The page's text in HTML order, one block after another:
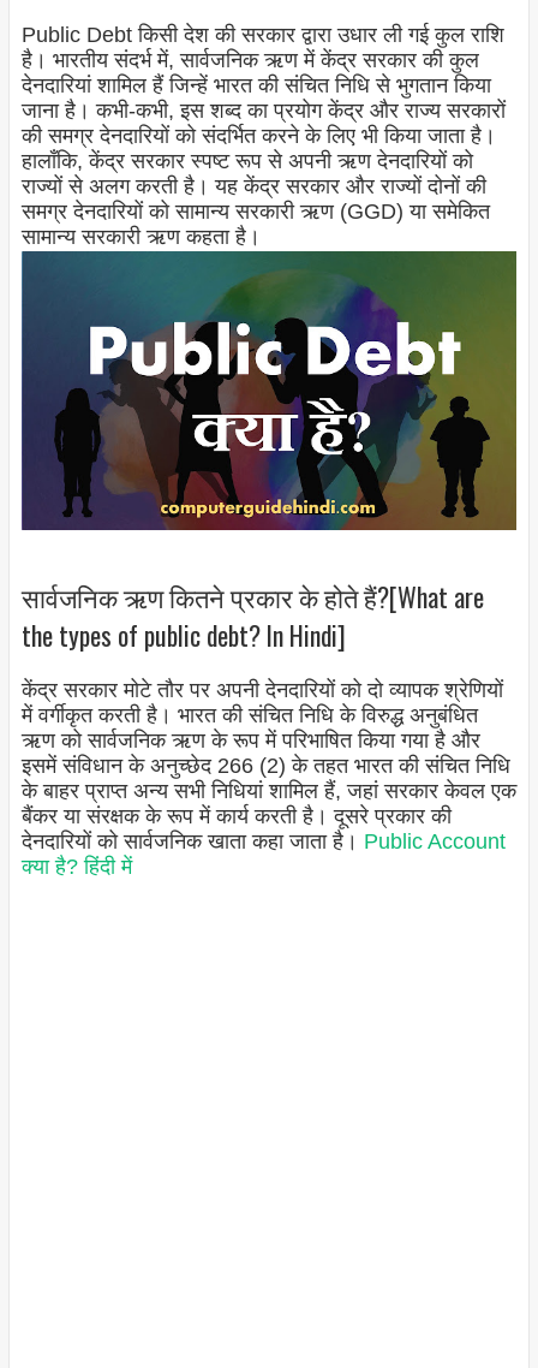
Public Debt किसी देश की सरकार द्वारा उधार ली गई कुल राशि
है। भारतीय संदर्भ में, सार्वजनिक ऋण में केंद्र सरकार की कुल
देनदारियां शामिल हैं जिन्हें भारत की संचित निधि से भुगतान किया
जाना है। कभी-कभी, इस शब्द का प्रयोग केंद्र और राज्य सरकारों
की समग्र देनदारियों को संदर्भित करने के लिए भी किया जाता है।
हालाँकि, केंद्र सरकार स्पष्ट रूप से अपनी ऋण देनदारियों को
राज्यों से अलग करती है। यह केंद्र सरकार और राज्यों दोनों की
समग्र देनदारियों को सामान्य सरकारी ऋण (GGD) या समेकित
सामान्य सरकारी ऋण कहता है।
सार्वजनिक ऋण कितने प्रकार के होते हैं?[What are
the types of public debt? In Hindi]
केंद्र सरकार मोटे तौर पर अपनी देनदारियों को दो व्यापक श्रेणियों
में वर्गीकृत करती है। भारत की संचित निधि के विरुद्ध अनुबंधित
ऋण को सार्वजनिक ऋण के रूप में परिभाषित किया गया है और
इसमें संविधान के अनुच्छेद 266 (2) के तहत भारत की संचित निधि
के बाहर प्राप्त अन्य सभी निधियां शामिल हैं, जहां सरकार केवल एक
बैंकर या संरक्षक के रूप में कार्य करती है। दूसरे प्रकार की
देनदारियों को सार्वजनिक खाता कहा जाता है। Public Account
क्या है? हिंदी में